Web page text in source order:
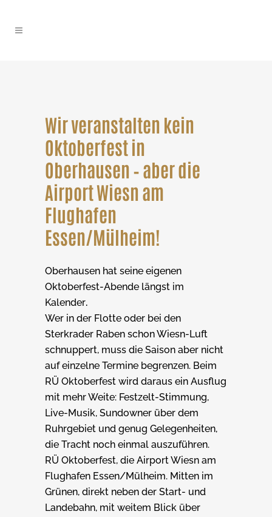
Wir veranstalten kein
Oktoberfest in
Oberhausen – aber die
Airport Wiesn am
Flughafen
Essen/Mülheim!
Oberhausen hat seine eigenen
Oktoberfest-Abende längst im
Kalender.
Wer in der Flotte oder bei den
Sterkrader Raben schon Wiesn-Luft
schnuppert, muss die Saison aber nicht
auf einzelne Termine begrenzen. Beim
RÜ Oktoberfest wird daraus ein Ausflug
mit mehr Weite: Festzelt-Stimmung,
Live-Musik, Sundowner über dem
Ruhrgebiet und genug Gelegenheiten,
die Tracht noch einmal auszuführen.
RÜ Oktoberfest, die Airport Wiesn am
Flughafen Essen/Mülheim. Mitten im
Grünen, direkt neben der Start- und
Landebahn, mit weitem Blick über